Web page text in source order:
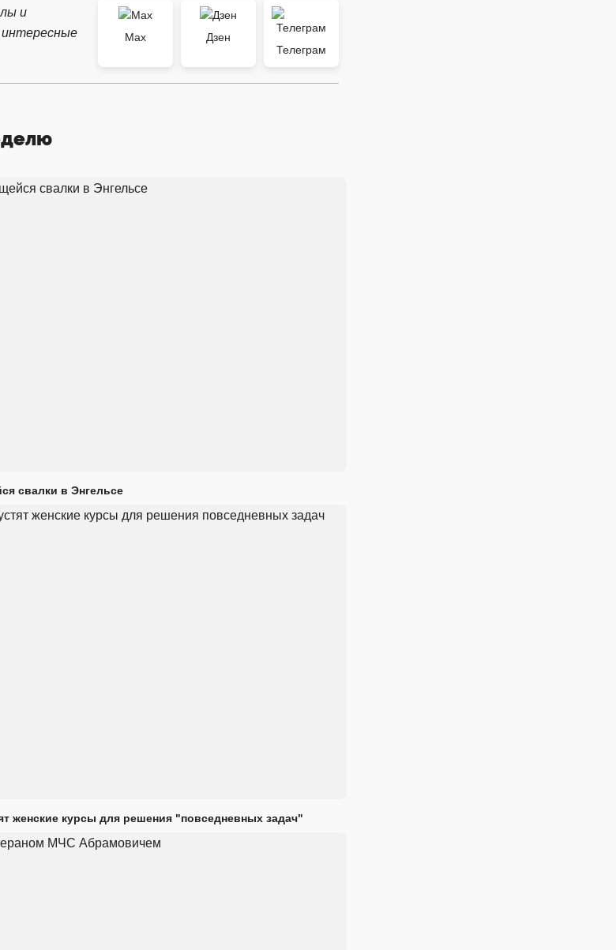
и
Max
Дзен
Телеграм
свалки в Энгельсе
женские курсы для решения "повседневных задач"